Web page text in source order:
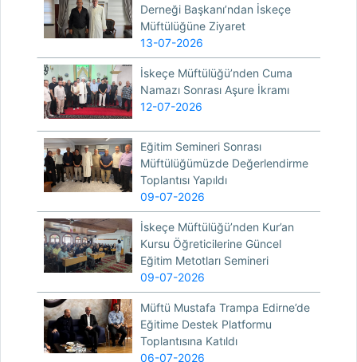
Derneği Başkanı’ndan İskeçe
Müftülüğüne Ziyaret
13-07-2026
İskeçe Müftülüğü’nden Cuma
Namazı Sonrası Aşure İkramı
12-07-2026
Eğitim Semineri Sonrası
Müftülüğümüzde Değerlendirme
Toplantısı Yapıldı
09-07-2026
İskeçe Müftülüğü’nden Kur’an
Kursu Öğreticilerine Güncel
Eğitim Metotları Semineri
09-07-2026
Müftü Mustafa Trampa Edirne’de
Eğitime Destek Platformu
Toplantısına Katıldı
06-07-2026